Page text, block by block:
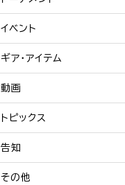
イベント
ギア・アイテム
動画
トピックス
告知
その他